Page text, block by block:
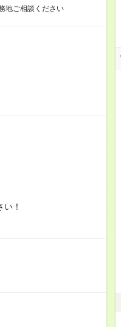
地ご相談ください
！